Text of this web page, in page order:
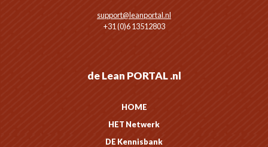
support@leanportal.nl
+31 (0)6 13512803
de Lean PORTAL .nl
HOME
HET Netwerk
DE Kennisbank